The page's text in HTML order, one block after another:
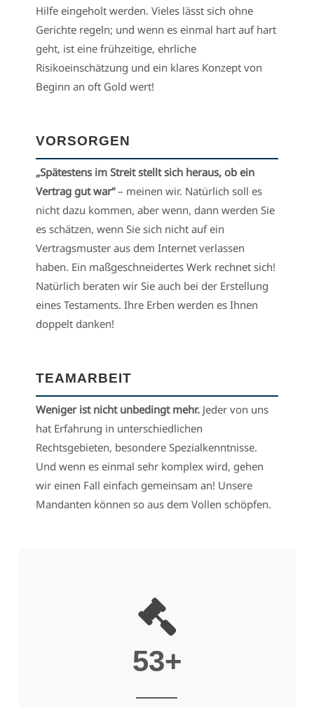
Hilfe eingeholt werden. Vieles lässt sich ohne
Gerichte regeln; und wenn es einmal hart auf hart
geht, ist eine frühzeitige, ehrliche
Risikoeinschätzung und ein klares Konzept von
Beginn an oft Gold wert!
VORSORGEN
„Spätestens im Streit stellt sich heraus, ob ein
Vertrag gut war“– meinen wir. Natürlich soll es
nicht dazu kommen, aber wenn, dann werden Sie
es schätzen, wenn Sie sich nicht auf ein
Vertragsmuster aus dem Internet verlassen
haben. Ein maßgeschneidertes Werk rechnet sich!
Natürlich beraten wir Sie auch bei der Erstellung
eines Testaments. Ihre Erben werden es Ihnen
doppelt danken!
TEAMARBEIT
Weniger ist nicht unbedingt mehr. Jeder von uns
hat Erfahrung in unterschiedlichen
Rechtsgebieten, besondere Spezialkenntnisse.
Und wenn es einmal sehr komplex wird, gehen
wir einen Fall einfach gemeinsam an! Unsere
Mandanten können so aus dem Vollen schöpfen.
53+